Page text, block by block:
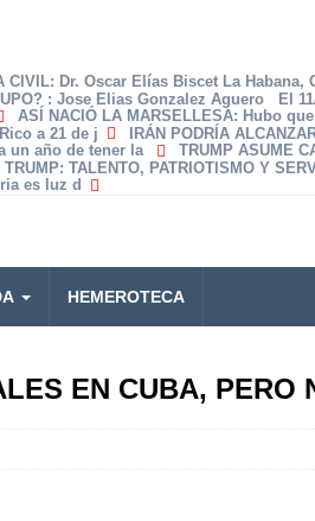
CIVIL: Dr. Oscar Elías Biscet La Habana,
: Jose Elias Gonzalez Aguero El
ASÍ NACIÓ LA MARSELLESA: Hubo
a 21 de j
IRÁN PODRÍA
un año de tener la
TRUMP ASUME
TRUMP: TALENTO, PATRIOTISMO Y
es luz d
HEMEROTECA
EN CUBA, PERO